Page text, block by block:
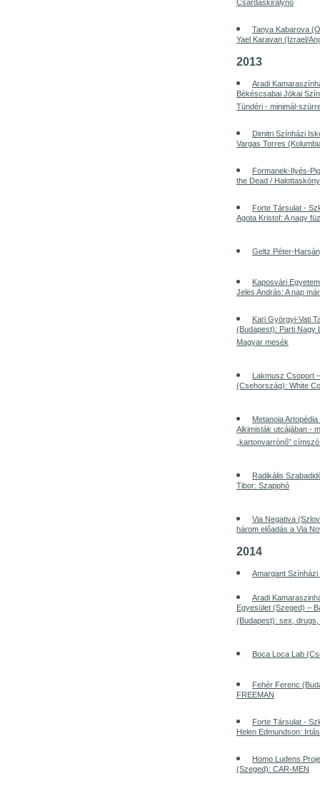
Csárdáskirálynő
Tanya Kabarova
Yael Karavan (Izrael/
2013
Aradi
Békéscsabai Jókai
Tündéri - minimál-
Dimitri Színházi
Vargas Torres
Formanek-Ilyés-
the Dead /
Forte Társulat -
Agota Kristof: A nagy
Geltz Péter-
Kaposvári
Jeles András: A nap
Kari Györgyi-Vati
(Budapest): Parti Nagy
Magyar mesék
Lakmusz Csoport
(Csehország): White
Metanoia
Alkimisták utcájában -
„kartonvarrónő”
Radikális
Tibor: Szapphó
Via Negativa
három előadás a Via
2014
Amargant
Aradi
Egyesület (Szeged) –
(Budapest): sex, drugs,
Boca Loca Lab
Fehér Ferenc
FREEMAN
Forte Társulat -
Helen Edmundson: Irtás
Homo Ludens
(Szeged): CAR-MEN